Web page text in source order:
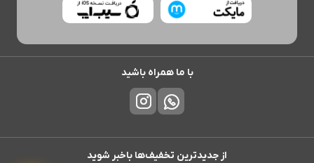
با ما همراه باشید
از جدیدترین تخفیف‌ها باخبر شوید